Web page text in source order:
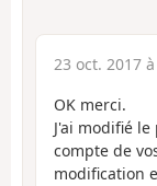
23 oct. 2017
OK merci.
J'ai modifié
compte de
modification